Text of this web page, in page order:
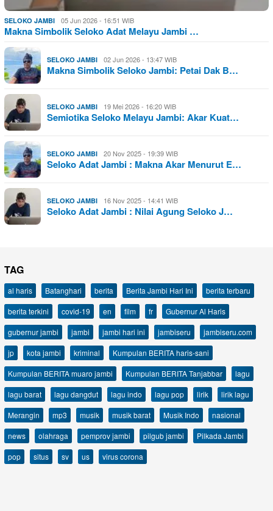
SELOKO JAMBI 05 Jun 2026 - 16:51 WIB
Makna Simbolik Seloko Adat Melayu Jambi …
SELOKO JAMBI 02 Jun 2026 - 13:47 WIB
Makna Simbolik Seloko Jambi: Petai Dak B…
SELOKO JAMBI 19 Mei 2026 - 16:20 WIB
Semiotika Seloko Melayu Jambi: Akar Kuat…
SELOKO JAMBI 20 Nov 2025 - 19:39 WIB
Seloko Adat Jambi : Makna Akar Menurut E…
SELOKO JAMBI 16 Nov 2025 - 14:41 WIB
Seloko Adat Jambi : Nilai Agung Seloko J…
TAG
al haris Batanghari berita Berita Jambi Hari Ini
berita terbaru
berita terkini
covid-19 en film fr
Gubernur Al Haris
gubernur jambi
jambi jambi hari ini jambiseru
jambiseru.com
jp
kota jambi kriminal
Kumpulan BERITA haris-sani
Kumpulan BERITA muaro jambi
Kumpulan BERITA Tanjabbar
lagu
lagu barat
lagu dangdut lagu indo lagu pop lirik
lirik lagu
Merangin
mp3 musik musik barat Musik Indo
nasional
news
olahraga pemprov jambi pilgub jambi
Pilkada Jambi
pop
situs sv us virus corona